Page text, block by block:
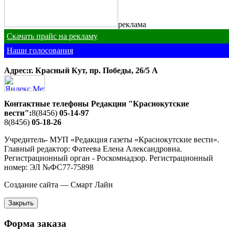
реклама
Скачать прайс на рекламу
Наши голосования
Адрес:г. Красный Кут, пр. Победы, 26/5 A
Контактные телефоны Редакции "Краснокутские
вести":8(8456) 05-14-97
8(8456) 05-18-26
Учредитель- МУП «Редакция газеты «Краснокутские вести».
Главный редактор: Фатеева Елена Александровна.
Регистрационный орган - Роскомнадзор. Регистрационный
номер: ЭЛ №ФС77-75898
Создание сайта — Смарт Лайн
Закрыть
Форма заказа